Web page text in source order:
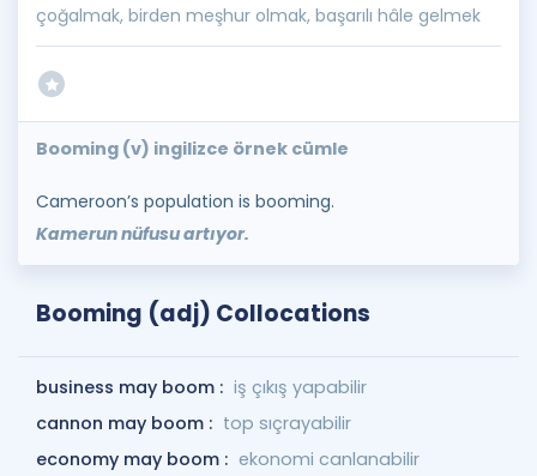
çoğalmak, birden meşhur olmak, başarılı hâle gelmek
Booming (v) ingilizce örnek cümle
Cameroon’s population is booming.
Kamerun nüfusu artıyor.
Booming (adj) Collocations
business may boom : iş çıkış yapabilir
cannon may boom : top sıçrayabilir
economy may boom : ekonomi canlanabilir